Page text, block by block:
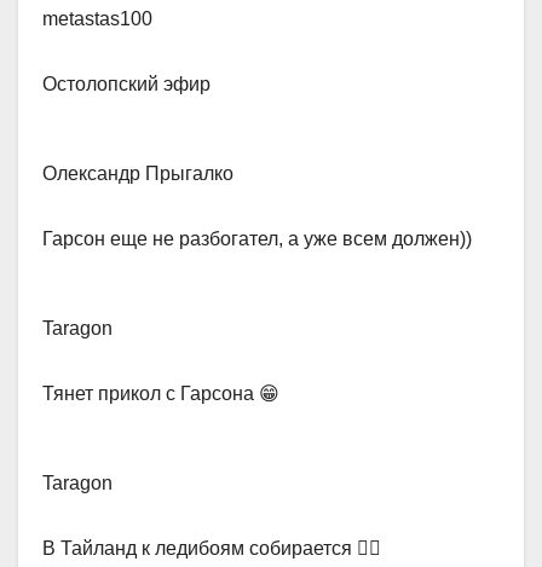
metastas100​
Остолопский эфир
Олександр Прыгалко​
Гарсон еще не разбогател, а уже всем должен))
Taragon
​Тянет прикол с Гарсона 😁
Taragon​
В Тайланд к ледибоям собирается 🏳‍🌈